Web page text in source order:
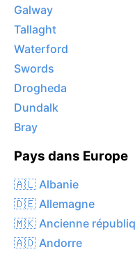
Galway
Tallaght
Waterford
Swords
Drogheda
Dundalk
Bray
Pays dans Europe
🇦🇱 Albanie
🇩🇪 Allemagne
🇲🇰 Ancienne
🇦🇩 Andorre